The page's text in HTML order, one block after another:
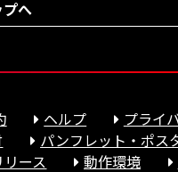
プへ
ヘルプ
プライ
パンフレット・ポス
ース 動作環境